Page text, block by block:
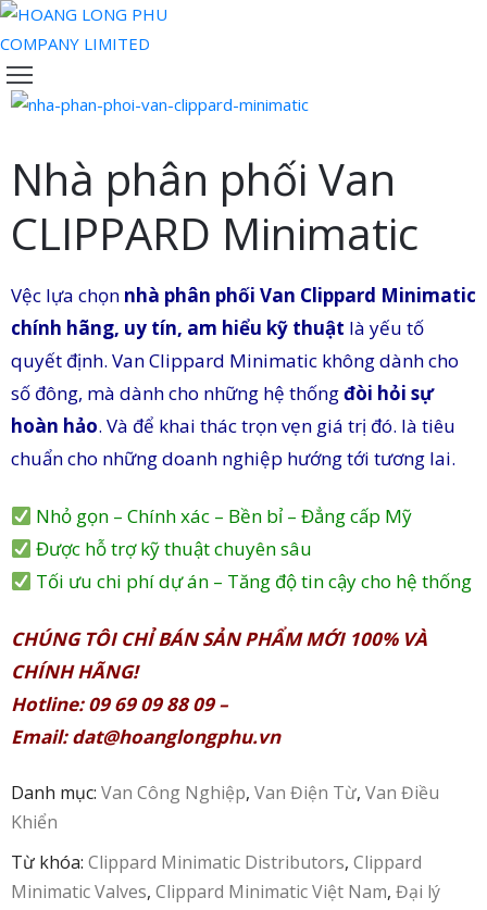
TRANG
CHỦ
CHÚNG
SẢN
ĐỘI
NGŨ
CHÚNG
TIN
TỨC
HỆ
Nhà phân phối Van
CLIPPARD Minimatic
Vệc lựa chọn nhà phân phối Van Clippard Minimatic
chính hãng, uy tín, am hiểu kỹ thuật là yếu tố
quyết định. Van Clippard Minimatic không dành cho
số đông, mà dành cho những hệ thốngđòi hỏi sự
hoàn hảo. Và để khai thác trọn vẹn giá trị đó. là tiêu
chuẩn cho những doanh nghiệp hướng tới tương lai.
Nhỏ gọn – Chính xác – Bền bỉ – Đẳng cấp Mỹ
Được hỗ trợ kỹ thuật chuyên sâu
Tối ưu chi phí dự án – Tăng độ tin cậy cho hệ thống
CHÚNG TÔI CHỈ BÁN SẢN PHẨM MỚI 100% VÀ
CHÍNH HÃNG!
Hotline: 09 69 09 88 09 –
Email:dat@hoanglongphu.vn
Danh mục: Van Công Nghiệp, Van Điện Từ, Van Điều
Khiển
Từ khóa: Clippard Minimatic Distributors, Clippard
Minimatic Valves, Clippard Minimatic Việt Nam, Đại lý